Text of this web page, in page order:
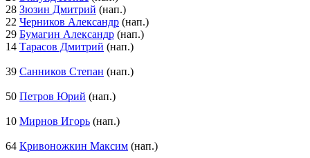
28 Зюзин Дмитрий (нап.)
22 Черников Александр (нап.)
29 Бумагин Александр (нап.)
14 Тарасов Дмитрий (нап.)
39 Санников Степан (нап.)
50 Петров Юрий (нап.)
10 Мирнов Игорь (нап.)
64 Кривоножкин Максим (нап.)